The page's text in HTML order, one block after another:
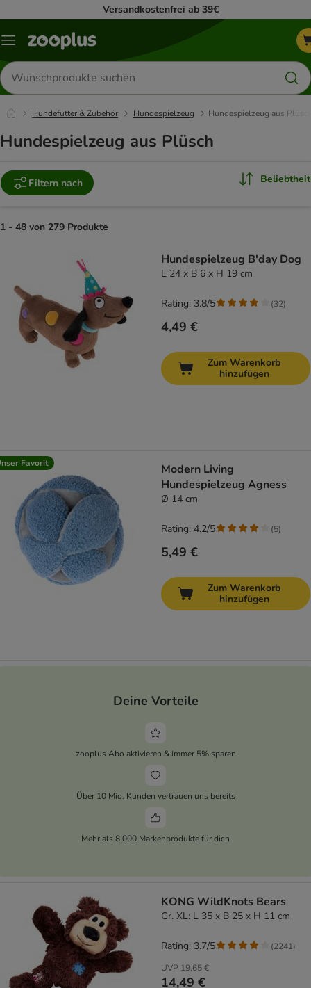
Versandkostenfrei ab 39€
Menü
Produkte
suchen
Hundefutter & Zubehör Hundespielzeug Hundespielzeug aus
Hundespielzeug aus Plüsch
Filtern nach Beliebtheit
1 - 48 von 279 Produkte
Hundespielzeug B'day Dog
L 24 x B 6 x H 19 cm
4,49 €
Rating: 3.8/5 (32)
Zum Warenkorb
hinzufügen
Favorit
Modern Living
Hundespielzeug Agness
Ø 14 cm
5,49 €
Rating: 4.2/5 (5)
Zum Warenkorb
hinzufügen
Deine Vorteile
zooplus Abo aktivieren & immer 5% sparen
Über 10 Mio. Kunden vertrauen uns bereits
Mehr als 8.000 Markenprodukte für dich
KONG WildKnots Bears
Gr. XL: L 35 x B 25 x H 11 cm
UVP 19,65 €
14,49 €
Rating: 3.7/5 (2241)